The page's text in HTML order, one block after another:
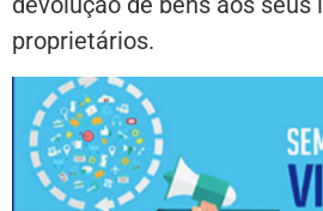
proprietários.